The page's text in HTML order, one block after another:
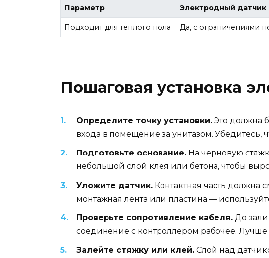
Параметр Электродный датчик
Подходит для теплого пола Да, с ограничениями
Пошаговая установка
Определите точку установки. Это должна
входа в помещение за унитазом. Убедитесь,
Подготовьте основание. На черновую
небольшой слой клея или бетона, чтобы
Уложите датчик. Контактная часть должна
монтажная лента или пластина —
Проверьте сопротивление кабеля. До
соединение с контроллером рабочее. Лучше
Залейте стяжку или клей. Слой над